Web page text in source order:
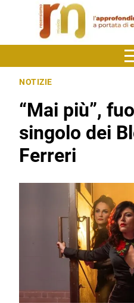
NOTIZIE
“Mai più”,
singolo dei
Ferreri